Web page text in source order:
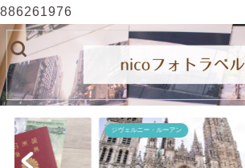
886261976
ジヴェルニー・ルーアン